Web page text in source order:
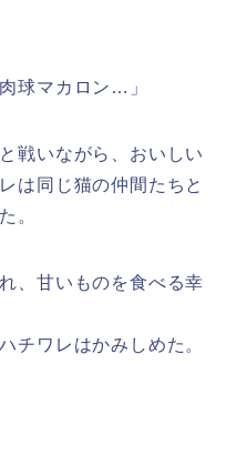
球マカロン…」
戦いながら、おいしい
は同じ猫の仲間たちと
。
、甘いものを食べる幸
チワレはかみしめた。